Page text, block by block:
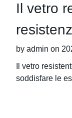
Il vetro
by admin on
Il vetro
soddisfare le